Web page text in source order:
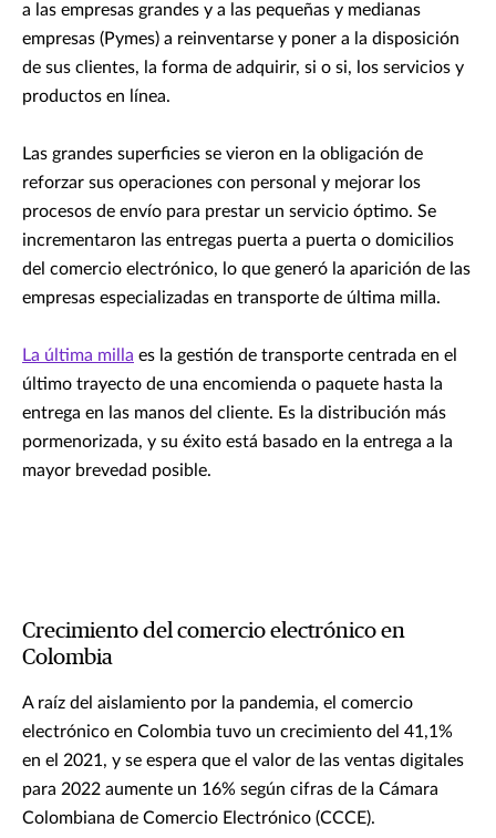
a las empresas grandes y a las pequeñas y medianas
empresas (Pymes) a reinventarse y poner a la disposición
de sus clientes, la forma de adquirir, si o si, los servicios y
productos en línea.
Las grandes superficies se vieron en la obligación de
reforzar sus operaciones con personal y mejorar los
procesos de envío para prestar un servicio óptimo. Se
incrementaron las entregas puerta a puerta o domicilios
del comercio electrónico, lo que generó la aparición de las
empresas especializadas en transporte de última milla.
La última milla es la gestión de transporte centrada en el
último trayecto de una encomienda o paquete hasta la
entrega en las manos del cliente. Es la distribución más
pormenorizada, y su éxito está basado en la entrega a la
mayor brevedad posible.
Crecimiento del comercio electrónico en
Colombia
A raíz del aislamiento por la pandemia, el comercio
electrónico en Colombia tuvo un crecimiento del 41,1%
en el 2021, y se espera que el valor de las ventas digitales
para 2022 aumente un 16% según cifras de la Cámara
Colombiana de Comercio Electrónico (CCCE).